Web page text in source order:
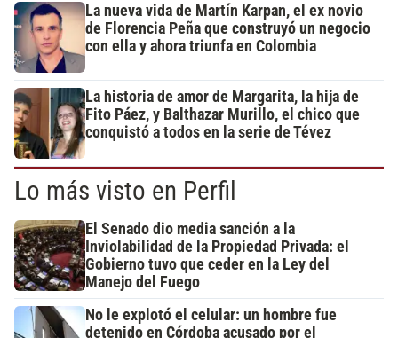
La nueva vida de Martín Karpan, el ex novio
de Florencia Peña que construyó un negocio
con ella y ahora triunfa en Colombia
La historia de amor de Margarita, la hija de
Fito Páez, y Balthazar Murillo, el chico que
conquistó a todos en la serie de Tévez
Lo más visto en Perfil
El Senado dio media sanción a la
Inviolabilidad de la Propiedad Privada: el
Gobierno tuvo que ceder en la Ley del
Manejo del Fuego
No le explotó el celular: un hombre fue
detenido en Córdoba acusado por el